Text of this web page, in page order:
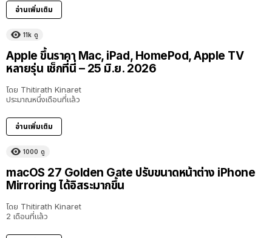
อ่านเพิ่มเติม
11k ดู
Apple ขึ้นราคา Mac, iPad, HomePod, Apple TV
หลายรุ่น เช็กที่นี่ – 25 มิ.ย. 2026
โดย Thitirath Kinaret
ประมาณหนึ่งเดือนที่แล้ว
อ่านเพิ่มเติม
1000 ดู
macOS 27 Golden Gate ปรับขนาดหน้าต่าง iPhone
Mirroring ได้อิสระมากขึ้น
โดย Thitirath Kinaret
2 เดือนที่แล้ว